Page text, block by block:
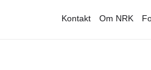
Kontakt Om NRK